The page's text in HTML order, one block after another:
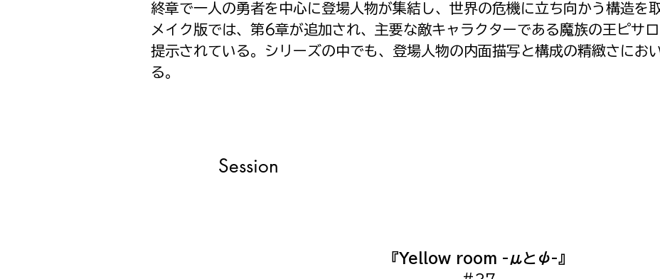
終章で一人の勇者を中心に登場人物が集結し、世界の危機に立ち向かう構造
メイク版では、第6章が追加され、主要な敵キャラクターである魔族の王ピサ
提示されている。シリーズの中でも、登場人物の内面描写と構成の精緻さにお
る。
Session
『Yellow room -μとψ-』